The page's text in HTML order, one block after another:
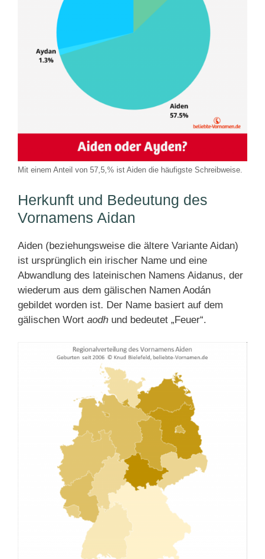
Mit einem Anteil von 57,5,% ist Aiden die häufigste Schreibweise.
Herkunft und Bedeutung des
Vornamens Aidan
Aiden (beziehungsweise die ältere Variante Aidan)
ist ursprünglich ein irischer Name und eine
Abwandlung des lateinischen Namens Aidanus, der
wiederum aus dem gälischen Namen Aodán
gebildet worden ist. Der Name basiert auf dem
gälischen Wort aodh und bedeutet „Feuer“.